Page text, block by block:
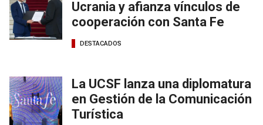
Ucrania y afianza vínculos de
cooperación con Santa Fe
DESTACADOS
La UCSF lanza una diplomatura
en Gestión de la Comunicación
Turística